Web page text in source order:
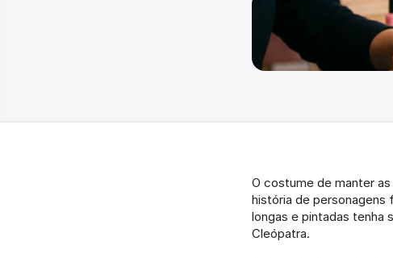
O costume de manter
história de personagens
longas e pintadas tenha
Cleópatra.